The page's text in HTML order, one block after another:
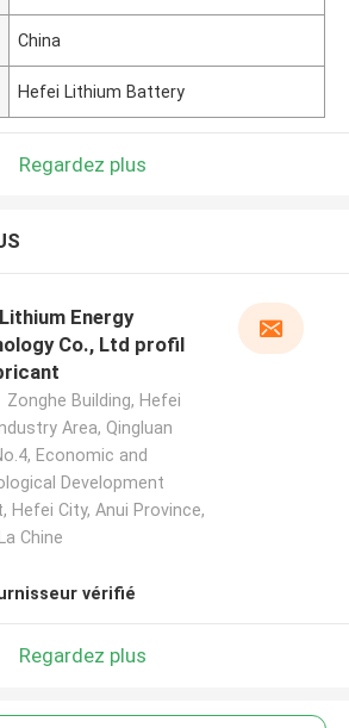
China
Hefei Lithium Battery
Regardez plus
Energy
Co., Ltd profil
Zonghe Building, Hefei
Area, Qingluan
Economic and
Development
Hefei City, Anui Province,
Chine
vérifié
Regardez plus